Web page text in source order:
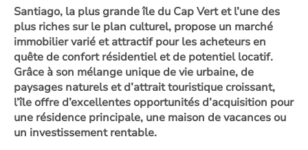
Santiago, la plus grande île du Cap Vert et l’une des
plus riches sur le plan culturel, propose un marché
immobilier varié et attractif pour les acheteurs en
quête de confort résidentiel et de potentiel locatif.
Grâce à son mélange unique de vie urbaine, de
paysages naturels et d’attrait touristique croissant,
l’île offre d’excellentes opportunités d’acquisition pour
une résidence principale, une maison de vacances ou
un investissement rentable.